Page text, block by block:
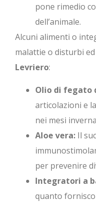
pone rimedio
dell’animale.
Alcuni alimenti o
malattie o disturbi ed
Levriero:
Olio di fegato
articolazioni e
nei mesi
Aloe vera: Il
per prevenire
Integratori a
quanto